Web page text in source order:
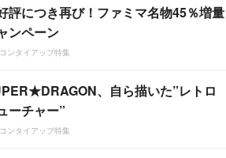
評につき再び！ファミマ名物45％増量
ンペーン
ンタイアップ特集
、自ら描いた”レトロ
ーチャー”
ンタイアップ特集